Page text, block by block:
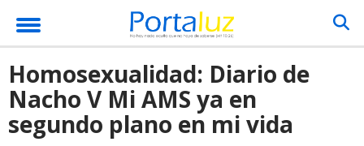
Homosexualidad: Diario de
Nacho V Mi AMS ya en
segundo plano en mi vida